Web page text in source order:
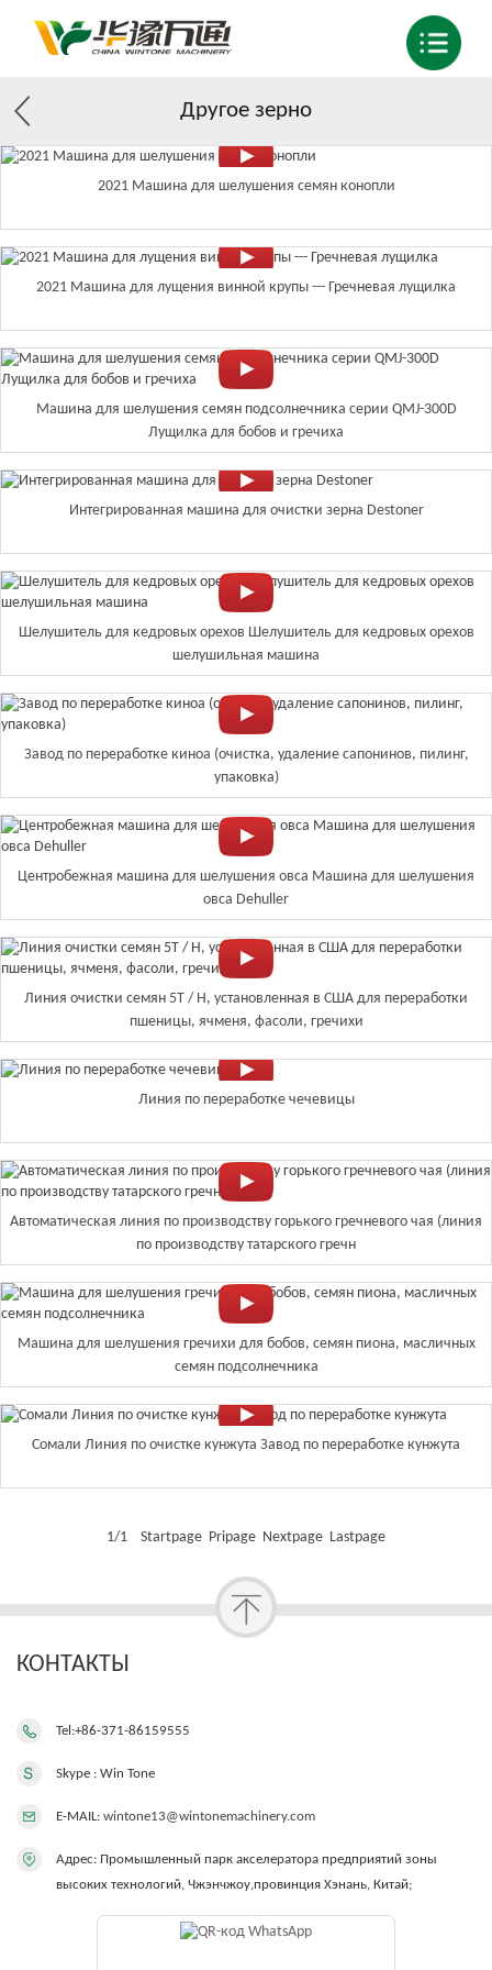
Другое зерно
2021 Машина для шелушения семян конопли
2021 Машина для лущения винной крупы --- Гречневая лущилка
Машина для шелушения семян подсолнечника серии QMJ-300D
Лущилка для бобов и гречиха
Интегрированная машина для очистки зерна Destoner
Шелушитель для кедровых орехов Шелушитель для кедровых орехов
шелушильная машина
Завод по переработке киноа (очистка, удаление сапонинов, пилинг,
упаковка)
Центробежная машина для шелушения овса Машина для шелушения
овса Dehuller
Линия очистки семян 5T / H, установленная в США для переработки
пшеницы, ячменя, фасоли, гречихи
Линия по переработке чечевицы
Автоматическая линия по производству горького гречневого чая (линия
по производству татарского гречн
Машина для шелушения гречихи для бобов, семян пиона, масличных
семян подсолнечника
Сомали Линия по очистке кунжута Завод по переработке кунжута
1/1 Startpage Pripage Nextpage Lastpage
КОНТАКТЫ
Tel:+86-371-86159555
Skype : Win Tone
E-MAIL: wintone13@wintonemachinery.com
Адрес: Промышленный парк акселератора предприятий зоны
высоких технологий, Чжэнчжоу,провинция Хэнань, Китай;